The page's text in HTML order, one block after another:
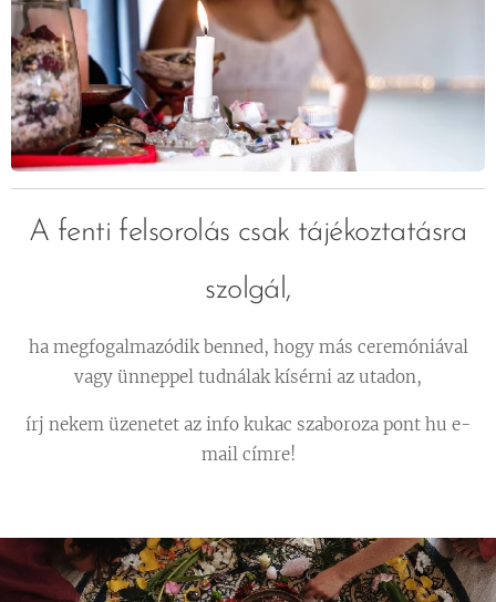
A fenti felsorolás csak tájékoztatásra
szolgál,
ha megfogalmazódik benned, hogy más ceremóniával
vagy ünneppel tudnálak kísérni az utadon,
írj nekem üzenetet az info kukac szaboroza pont hu e-
mail címre!